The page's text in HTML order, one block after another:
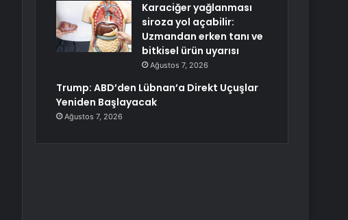
Karaciğer yağlanması
siroza yol açabilir:
Uzmandan erken tanı ve
bitkisel ürün uyarısı
Ağustos 7, 2026
Trump: ABD’den Lübnan’a Direkt Uçuşlar
Yeniden Başlayacak
Ağustos 7, 2026